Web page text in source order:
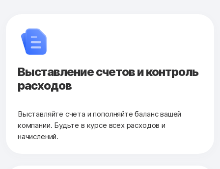
Выставление счетов и контроль
расходов
Выставляйте счета и пополняйте баланс вашей
компании. Будьте в курсе всех расходов и
начислений.